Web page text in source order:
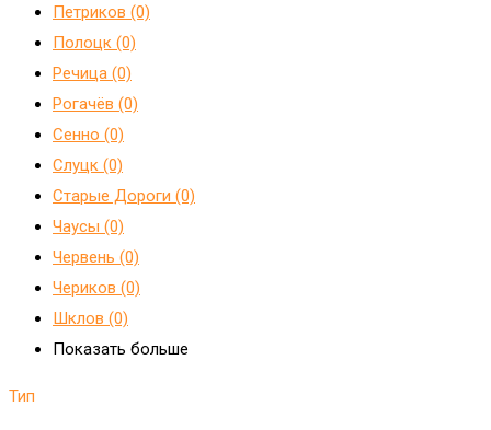
Петриков (0)
Полоцк (0)
Речица (0)
Рогачёв (0)
Сенно (0)
Слуцк (0)
Старые Дороги (0)
Чаусы (0)
Червень (0)
Чериков (0)
Шклов (0)
Показать больше
Тип